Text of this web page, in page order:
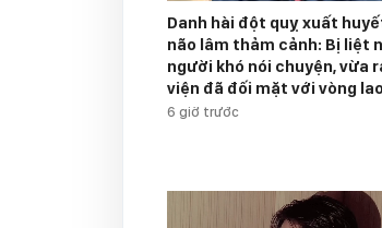
Danh hài đột quỵ xuất
não lâm thảm cảnh: Bị liệt
người khó nói chuyện, vừa
viện đã đối mặt với vòng
6 giờ trước